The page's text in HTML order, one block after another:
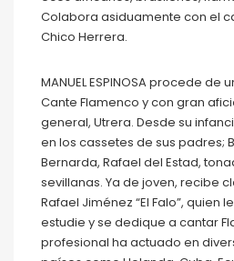
Colabora asiduamente con el
Chico Herrera.
MANUEL ESPINOSA procede
Cante Flamenco y con gran
general, Utrera. Desde su
en los cassetes de sus padres;
Bernarda, Rafael del Estad,
sevillanas. Ya de joven, recibe
Rafael Jiménez “El Falo”, quien
estudie y se dedique a cantar
profesional ha actuado en